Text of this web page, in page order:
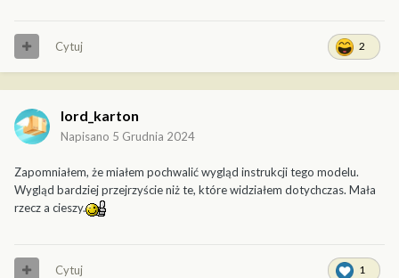
2
Cytuj
lord_karton
Napisano 5 Grudnia 2024
Zapomniałem, że miałem pochwalić wygląd instrukcji tego modelu.
Wygląd bardziej przejrzyście niż te, które widziałem dotychczas. Mała
rzecz a cieszy.
1
Cytuj